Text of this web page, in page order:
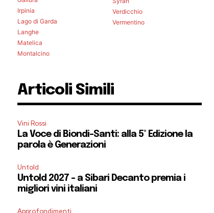
Irpinia
Lago di Garda
Langhe
Matelica
Montalcino
Verdicchio
Vermentino
Articoli Simili
Vini Rossi
La Voce di Biondi-Santi: alla 5° Edizione la
parola è Generazioni
Untold
Untold 2027 – a Sibari Decanto premia i
migliori vini italiani
Approfondimenti